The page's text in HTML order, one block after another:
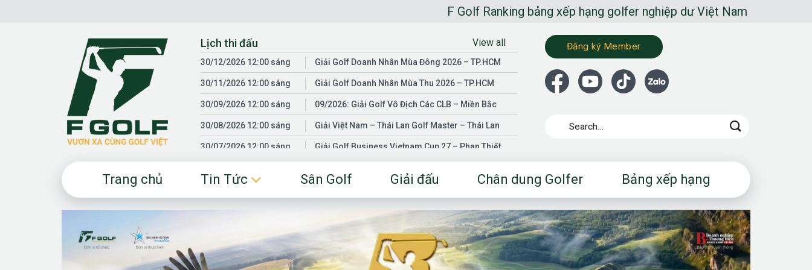
F Golf Ranking bảng xếp hạng golfer nghiệp dư Việt Nam
Lịch thi đấu View all
30/12/2026 12:00 sáng Giải Golf Doanh Nhân Mùa Đông 2026 – TP.HCM
30/11/2026 12:00 sáng Giải Golf Doanh Nhân Mùa Thu 2026 – TP.HCM
30/09/2026 12:00 sáng 09/2026: Giải Golf Vô Địch Các CLB – Miền Bắc
30/08/2026 12:00 sáng Giải Việt Nam – Thái Lan Golf Master – Thái Lan
30/07/2026 12:00 sáng Giải Golf Business Vietnam Cup 27 – Phan Thiết
30/01/2026 12:00 sáng
Fgolf Open Championship – Tây Ninh
18/04/2025 12:00 sáng Golf Business Vietnam Cup 25
Đăng ký Member
Trang chủ Tin Tức Sân Golf Giải đấu Chân dung Golfer Bảng xếp hạng